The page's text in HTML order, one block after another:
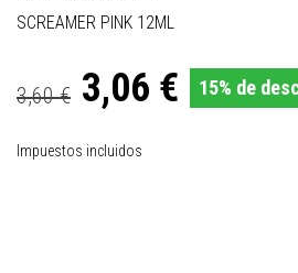
SCREAMER PINK 12ML
3,60 € 3,06 € 15% de
Impuestos incluidos